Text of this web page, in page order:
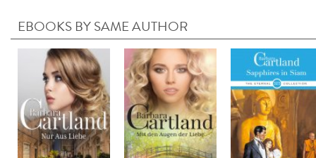
EBOOKS BY SAME AUTHOR